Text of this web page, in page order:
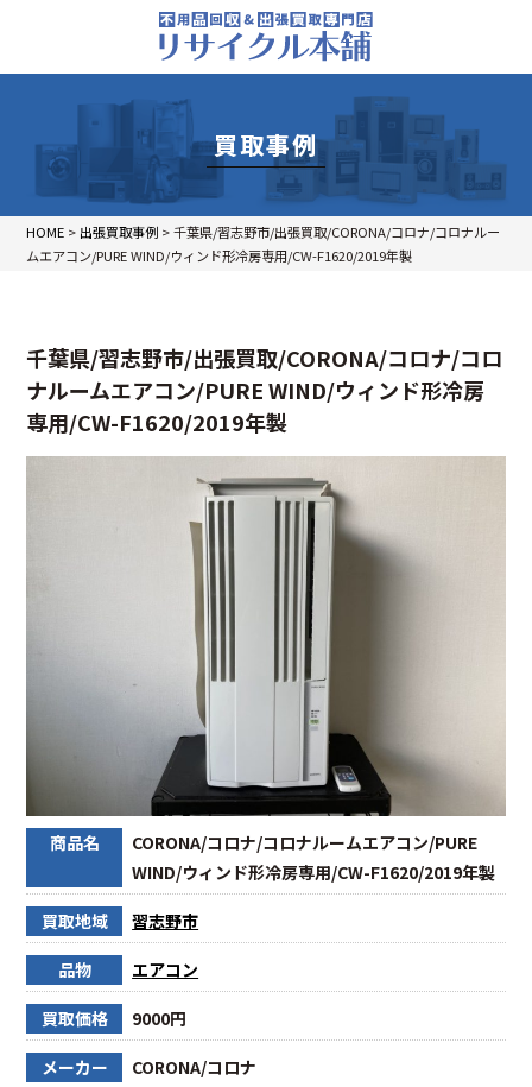
買取事例
HOME > 出張買取事例 >千葉県/習志野市/出張買取/CORONA/コロナ/コロナルー
ムエアコン/PURE WIND/ウィンド形冷房専用/CW-F1620/2019年製
千葉県/習志野市/出張買取/CORONA/コロナ/コロ
ナルームエアコン/PURE WIND/ウィンド形冷房
専用/CW-F1620/2019年製
商品名
CORONA/コロナ/コロナルームエアコン/PURE
WIND/ウィンド形冷房専用/CW-F1620/2019年製
買取地域 習志野市
品物 エアコン
買取価格 9000円
メーカー CORONA/コロナ